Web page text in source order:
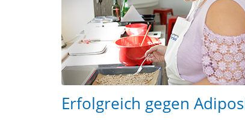
Erfolgreich gegen